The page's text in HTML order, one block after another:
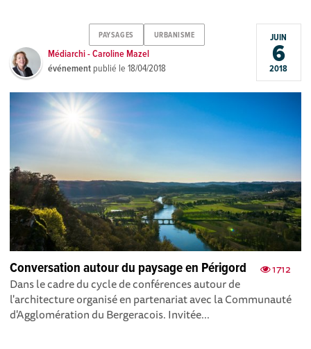
PAYSAGES URBANISME
Médiarchi - Caroline Mazel
événement publié le18/04/2018
JUIN
6
2018
1712
Conversation autour du paysage en Périgord
Dans le cadre du cycle de conférences autour de
l'architecture organisé en partenariat avec la Communauté
d'Agglomération du Bergeracois. Invitée...